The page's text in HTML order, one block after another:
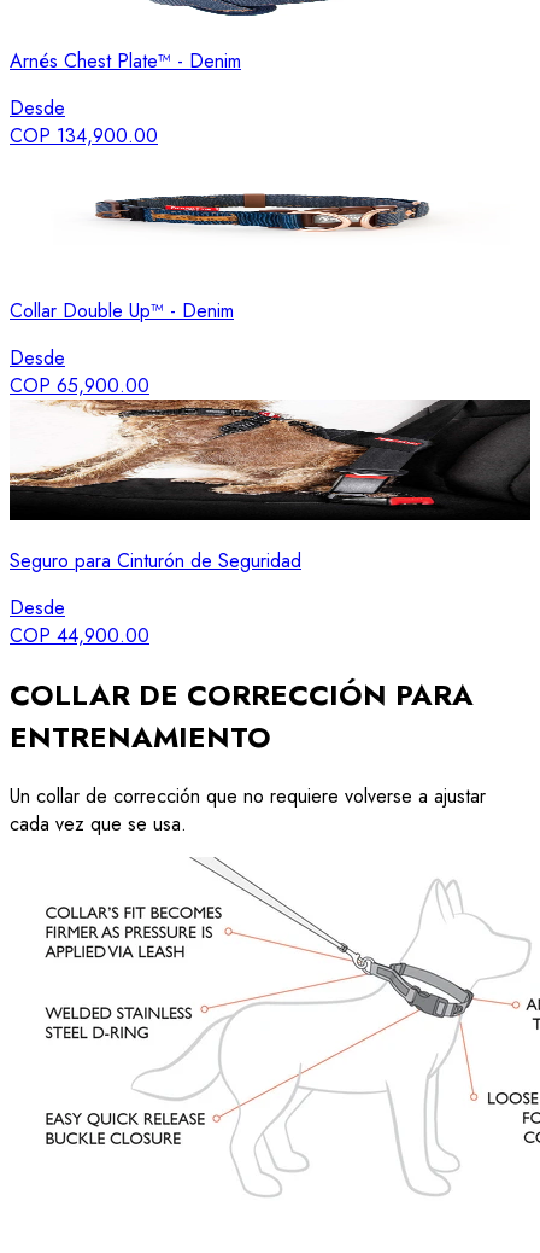
Arnés Chest Plate™ - Denim
Desde
COP 134,900.00
Collar Double Up™ - Denim
Desde
COP 65,900.00
Seguro para Cinturón de Seguridad
Desde
COP 44,900.00
COLLAR DE CORRECCIÓN PARA
ENTRENAMIENTO
Un collar de corrección que no requiere volverse a ajustar
cada vez que se usa.